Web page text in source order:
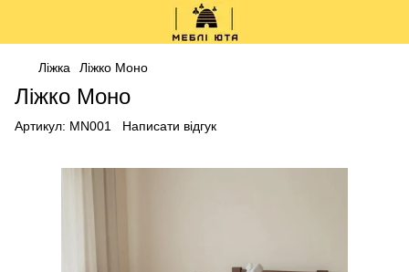
Ліжка Ліжко Моно
Ліжко Моно
Артикул: MN001 Написати відгук